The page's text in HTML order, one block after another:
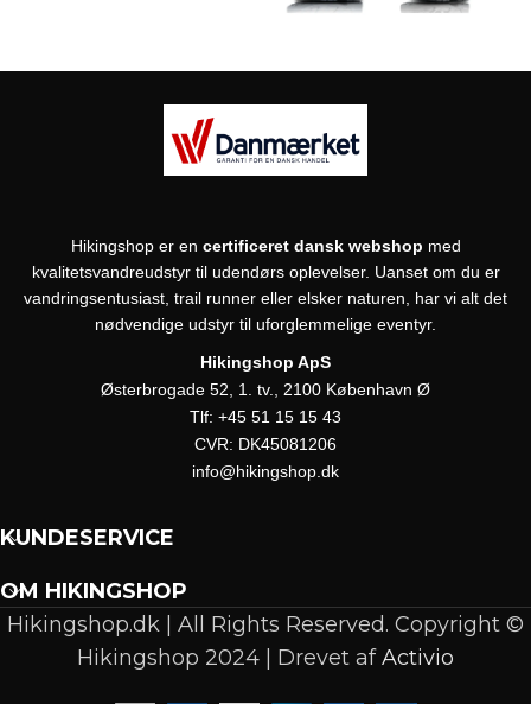
Hikingshop er en certificeret dansk webshop med
kvalitetsvandreudstyr til udendørs oplevelser. Uanset om du er
vandringsentusiast, trail runner eller elsker naturen, har vi alt det
nødvendige udstyr til uforglemmelige eventyr.
Hikingshop ApS
Østerbrogade 52, 1. tv., 2100 København Ø
Tlf: +45 51 15 15 43
CVR: DK45081206
info@hikingshop.dk
KUNDESERVICE
OM HIKINGSHOP
Hikingshop.dk | All Rights Reserved. Copyright ©
Hikingshop 2024 | Drevet afActivio